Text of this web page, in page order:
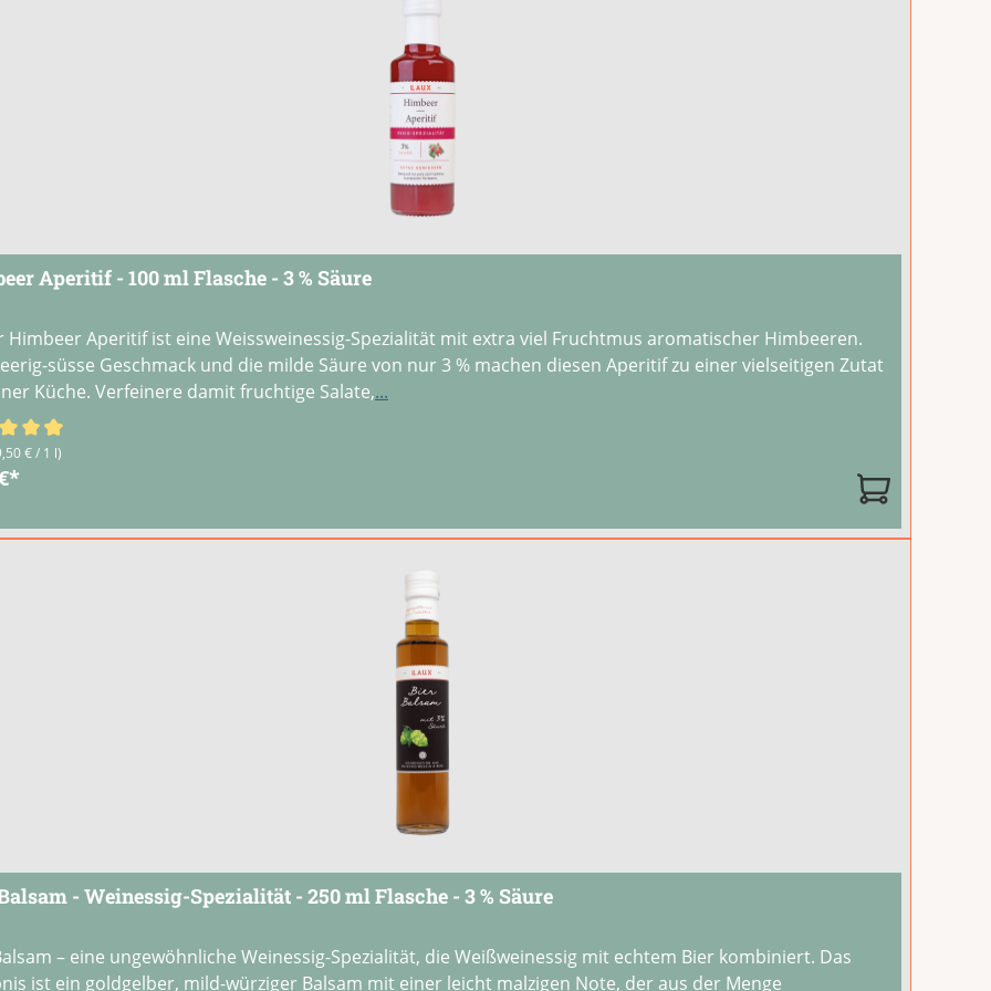
Aperitif - 100 ml Flasche - 3 % Säure
Himbeer Aperitif ist eine Weissweinessig-Spezialität mit extra viel Fruchtmus aromatischer Himbeeren.
süsse Geschmack und die milde Säure von nur 3 % machen diesen Aperitif zu einer vielseitigen Zutat
Küche. Verfeinere damit fruchtige Salate,...
Bewertung von 4.67 von 5 Sternen
€ / 1 l)
- Weinessig-Spezialität - 250 ml Flasche - 3 % Säure
– eine ungewöhnliche Weinessig-Spezialität, die Weißweinessig mit echtem Bier kombiniert. Das
ist ein goldgelber, mild-würziger Balsam mit einer leicht malzigen Note, der aus der Menge